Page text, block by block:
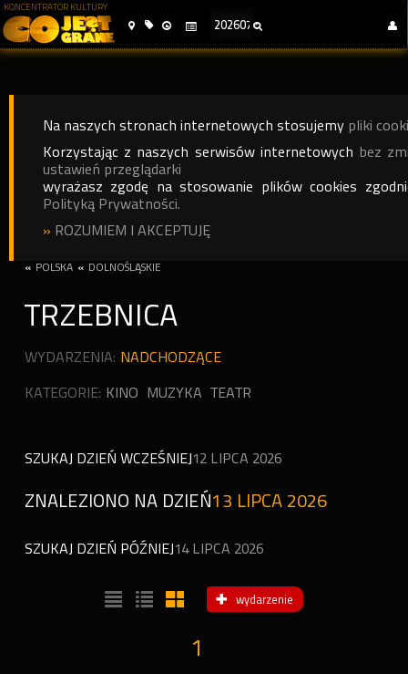
KONCENTRATOR KULTURY
Na naszych stronach internetowych stosujemy pliki
Korzystając z naszych serwisów internetowych bez
ustawień przeglądarki
wyrażasz zgodę na stosowanie plików cookies
Polityką Prywatności.
» ROZUMIEM I AKCEPTUJĘ
« POLSKA « DOLNOŚLĄSKIE
TRZEBNICA
WYDARZENIA: NADCHODZĄCE
KATEGORIE: KINO MUZYKA TEATR
SZUKAJ DZIEŃ WCZEŚNIEJ12 LIPCA 2026
ZNALEZIONO NA DZIEŃ13 LIPCA 2026
SZUKAJ DZIEŃ PÓŹNIEJ14 LIPCA 2026
wydarzenie
1